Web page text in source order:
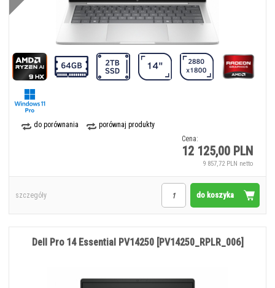
do porównania
porównaj produkty
Cena:
12 125,00 PLN
9 857,72 PLN netto
do koszyka
szczegóły
Dell Pro 14 Essential PV14250 [PV14250_RPLR_006]